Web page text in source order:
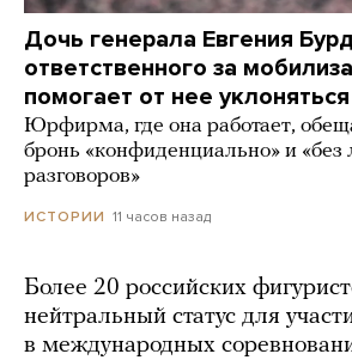
Дочь генерала Евгения
ответственного за
помогает от нее
Юрфирма, где она работает,
бронь «конфиденциально» и
разговоров»
ИСТОРИИ 11 часов назад
Более 20 российских
нейтральный статус для
в международных